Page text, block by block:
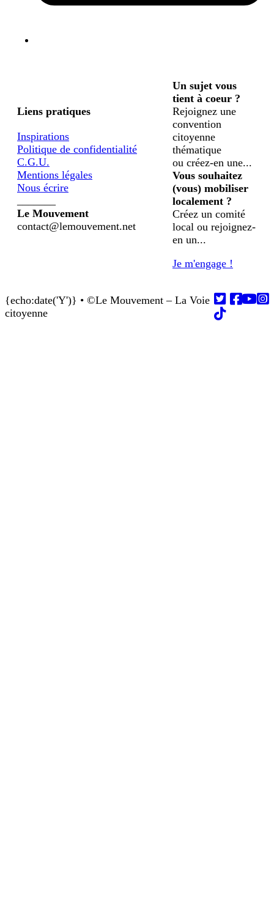
Liens pratiques
Inspirations
Politique de confidentialité
C.G.U.
Mentions légales
Nous écrire
Le Mouvement
contact@lemouvement.net
Un sujet vous
tient à coeur ?
Rejoignez une
convention
citoyenne
thématique
ou créez-en une...
Vous souhaitez
(vous) mobiliser
localement ?
Créez un comité
local ou rejoignez-
en un...
Je m'engage !
{echo:date('Y')} • ©Le Mouvement – La Voie
citoyenne
Follow us on
Follow us on
Follow us on
Follow us on
Follow us